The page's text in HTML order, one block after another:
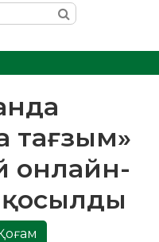
тағзым»
онлайн-
қосылды